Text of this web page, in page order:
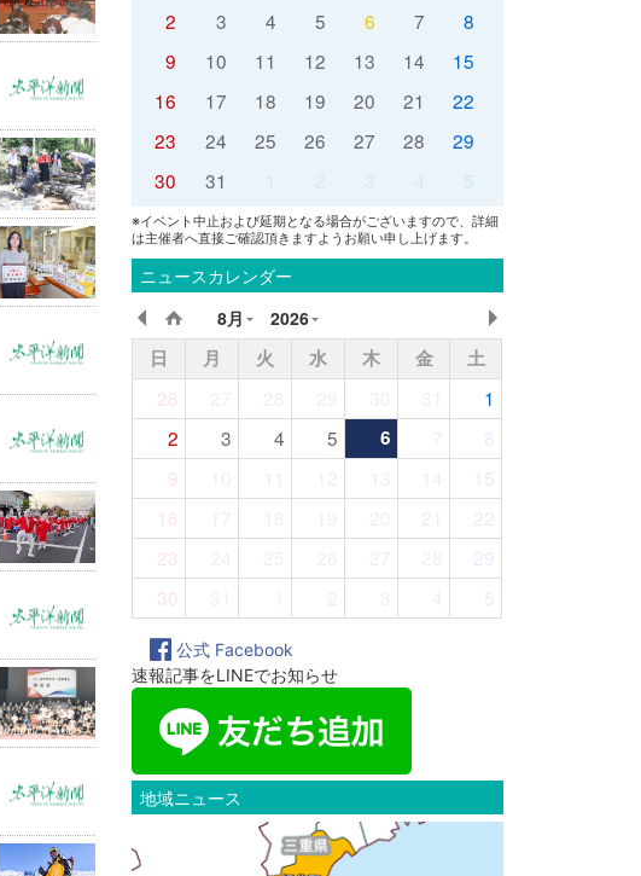
2
3 4 5 6 7
8
9
10 11 12 13 14
15
16
17 18 19 20 21
22
23
24 25 26 27 28
29
30
31 5
※イベント中止および延期となる場合がございますので、詳細
は主催者へ直接ご確認頂きますようお願い申し上げます。
ニュースカレンダー
8月 2026
日 月 火 水 木 金
土
26
1
2
3 4 5 6
8
9
15
16
22
23
29
30
5
公式 Facebook
速報記事をLINEでお知らせ
地域ニュース